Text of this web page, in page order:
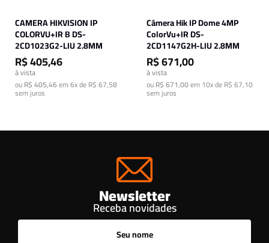
CAMERA HIKVISION IP
COLORVU+IR B DS-
2CD1023G2-LIU 2.8MM
R$ 405,46
à vista
ouR$ 405,46em6x de R$ 67,58
sem juros
Câmera Hik IP Dome 4MP
ColorVu+IR DS-
2CD1147G2H-LIU 2.8MM
R$ 671,00
à vista
ouR$ 671,00em10x de R$ 67,10
sem juros
Newsletter
Receba novidades